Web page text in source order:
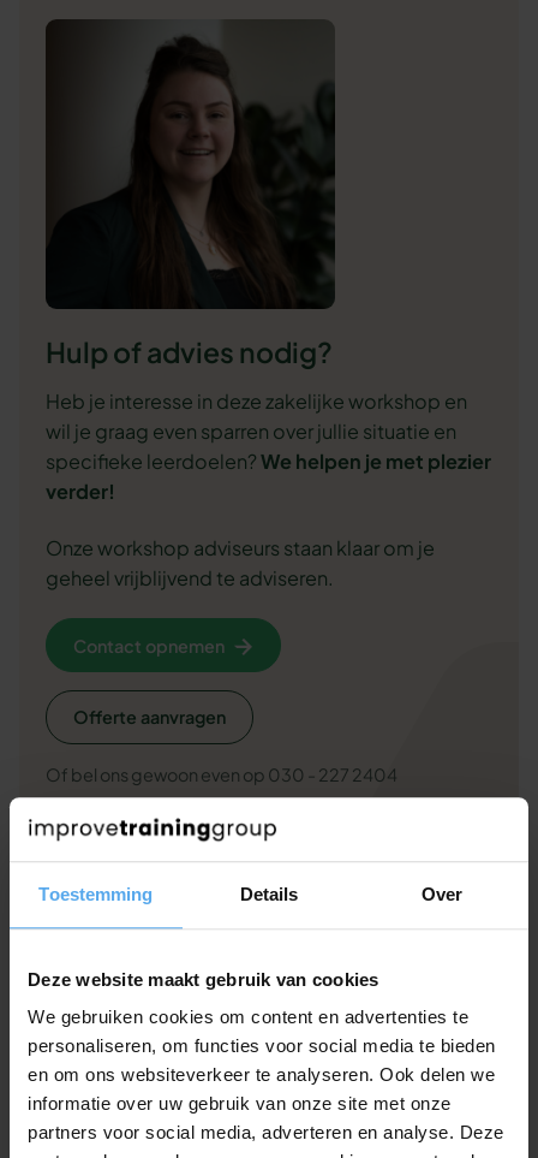
Toestemming Details Over
Deze website maakt gebruik van cookies
We gebruiken cookies om content en advertenties te
personaliseren, om functies voor social media te bieden
en om ons websiteverkeer te analyseren. Ook delen we
informatie over uw gebruik van onze site met onze
partners voor social media, adverteren en analyse. Deze
Hulp of advies nodig?
Heb je interesse in deze zakelijke workshop en
wil je graag even sparren over jullie situatie en
specifieke leerdoelen?We helpen je met plezier
verder!
Onze workshop adviseurs staan klaar om je
geheel vrijblijvend te adviseren.
Contact opnemen
Offerte aanvragen
Of bel ons gewoon even op 030 - 227 2404
Veelgestelde vragen over deze
Andere klanten hadden deze vragen. Misschien helpt
het jou ook.
Passen jullie de inhoud van de
workshop aan op onze situatie?